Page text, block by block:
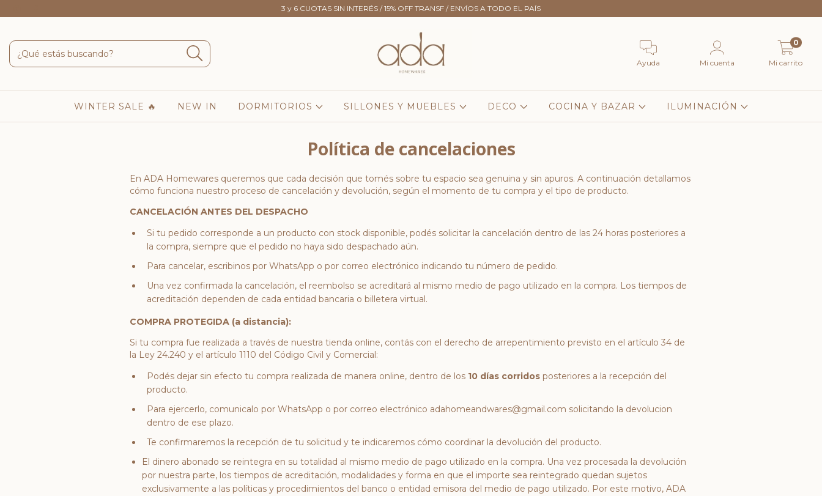
3 y 6 CUOTAS SIN INTERÉS / 15% OFF TRANSF / ENVÍOS A TODO EL PAÍS
Ayuda Mi cuenta Mi carrito
0
WINTER SALE 🔥 NEW IN DORMITORIOS SILLONES Y MUEBLES DECO COCINA Y BAZAR ILUMINACIÓN
Política de cancelaciones
En ADA Homewares queremos que cada decisión que tomés sobre tu espacio sea genuina y sin apuros. A continuación detallamos
cómo funciona nuestro proceso de cancelación y devolución, según el momento de tu compra y el tipo de producto.
CANCELACIÓN ANTES DEL DESPACHO
Si tu pedido corresponde a un producto con stock disponible, podés solicitar la cancelación dentro de las 24 horas posteriores a
la compra, siempre que el pedido no haya sido despachado aún.
Para cancelar, escribinos por WhatsApp o por correo electrónico indicando tu número de pedido.
Una vez confirmada la cancelación, el reembolso se acreditará al mismo medio de pago utilizado en la compra. Los tiempos de
acreditación dependen de cada entidad bancaria o billetera virtual.
COMPRA PROTEGIDA (a distancia):
Si tu compra fue realizada a través de nuestra tienda online, contás con el derecho de arrepentimiento previsto en el artículo 34 de
la Ley 24.240 y el artículo 1110 del Código Civil y Comercial:
Podés dejar sin efecto tu compra realizada de manera online, dentro de los 10 días corridos posteriores a la recepción del
producto.
Para ejercerlo, comunicalo por WhatsApp o por correo electrónico adahomeandwares@gmail.com solicitando la devolucion
dentro de ese plazo.
Te confirmaremos la recepción de tu solicitud y te indicaremos cómo coordinar la devolución del producto.
El dinero abonado se reintegra en su totalidad al mismo medio de pago utilizado en la compra. Una vez procesada la devolución
por nuestra parte, los tiempos de acreditación, modalidades y forma en que el importe sea reintegrado quedan sujetos
exclusivamente a las políticas y procedimientos del banco o entidad emisora del medio de pago utilizado. Por este motivo, ADA